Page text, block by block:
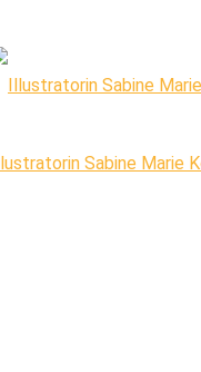
Sabine Marie